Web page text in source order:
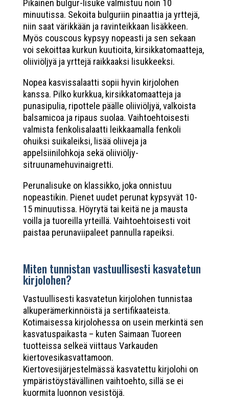
Pikainen bulgur-lisuke valmistuu noin 10
minuutissa. Sekoita bulguriin pinaattia ja yrttejä,
niin saat värikkään ja ravinteikkaan lisäkkeen.
Myös couscous kypsyy nopeasti ja sen sekaan
voi sekoittaa kurkun kuutioita, kirsikkatomaatteja,
oliiviöljyä ja yrttejä raikkaaksi lisukkeeksi.
Nopea kasvissalaatti sopii hyvin kirjolohen
kanssa. Pilko kurkkua, kirsikkatomaatteja ja
punasipulia, ripottele päälle oliiviöljyä, valkoista
balsamicoa ja ripaus suolaa. Vaihtoehtoisesti
valmista fenkolisalaatti leikkaamalla fenkoli
ohuiksi suikaleiksi, lisää oliiveja ja
appelsiinilohkoja sekä oliiviöljy-
sitruunamehuvinaigretti.
Perunalisuke on klassikko, joka onnistuu
nopeastikin. Pienet uudet perunat kypsyvät 10-
15 minuutissa. Höyrytä tai keitä ne ja mausta
voilla ja tuoreilla yrteillä. Vaihtoehtoisesti voit
paistaa perunaviipaleet pannulla rapeiksi.
Miten tunnistan vastuullisesti kasvatetun
kirjolohen?
Vastuullisesti kasvatetun kirjolohen tunnistaa
alkuperämerkinnöistä ja sertifikaateista.
Kotimaisessa kirjolohessa on usein merkintä sen
kasvatuspaikasta – kuten Saimaan Tuoreen
tuotteissa selkeä viittaus Varkauden
kiertovesikasvattamoon.
Kiertovesijärjestelmässä kasvatettu kirjolohi on
ympäristöystävällinen vaihtoehto, sillä se ei
kuormita luonnon vesistöjä.